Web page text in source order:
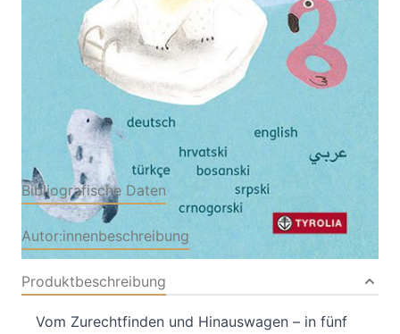
Verlag: Tyrolia 01.01.2022
26 Seiten
Hardcover
Bibliografische Daten
Autor:innenbeschreibung
Produktbeschreibung
Vom Zurechtfinden und Hinauswagen – in fünf